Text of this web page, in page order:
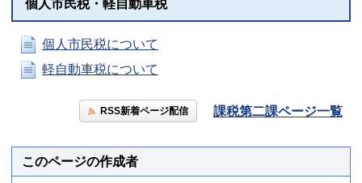
個人市民税・軽自動車税
個人市民税について
軽自動車税について
RSS新着ページ配信 課税第二課ページ一覧
このページの作成者